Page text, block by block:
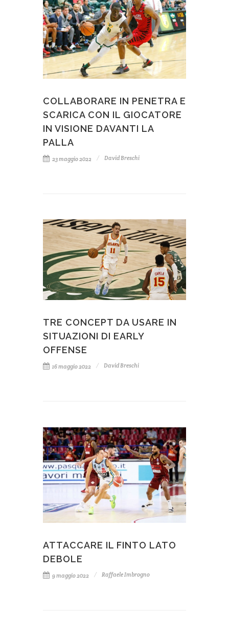
COLLABORARE IN PENETRA E
SCARICA CON IL GIOCATORE
IN VISIONE DAVANTI LA
PALLA
23 maggio 2022 David Breschi
TRE CONCEPT DA USARE IN
SITUAZIONI DI EARLY
OFFENSE
16 maggio 2022 David Breschi
ATTACCARE IL FINTO LATO
DEBOLE
9 maggio 2022 Raffaele Imbrogno